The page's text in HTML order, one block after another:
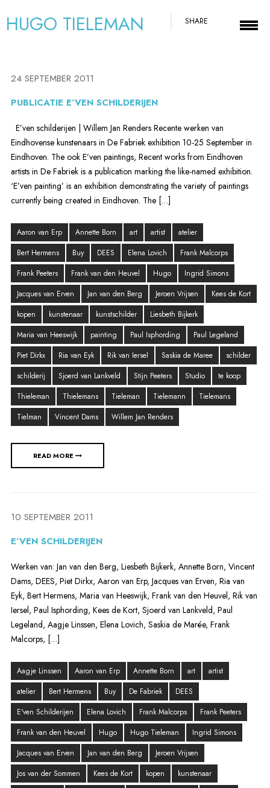
HUGO TIELEMAN SHARE
24 SEPTEMBER 2011
PUBLICATIE E’VEN SCHILDERIJEN
E’ven schilderijen | Willem Jan Renders Recente werken van
Eindhovense kunstenaars in De Fabriek exhibition 10-25 September in
Eindhoven. The ook E’ven paintings, Recent works from Eindhoven
artists in De Fabriek is a publication marking the like-named exhibition.
‘E’ven painting’ is an exhibition demonstrating the variety of paintings
currently being created in Eindhoven. The […]
Aaron van Erp Annette Born art artist
atelier
Bert Hermens
Buy DEES Elena Lovich
Frank Malcorps
Frank Peeters
Frank van den Heuvel Hugo
Ingrid Simons
Jacques van Erven
Jan van den Berg Jeroen Vrijsen
Kees de Kort
kopen
kunstenaar kunstschilder
Liesbeth Bijkerk
Maria van Heeswijk
painting Paul Isphording
Paul Legeland
Piet Dirkx
Ria van Eyk Rik van Iersel Saskia de Maree
schilder
schilderij
Sjoerd van Lankveld Stijn Peeters Studio
te koop
Thieleman
Thielemans Tieleman Tielemann
Tielemans
Tielman
Vincent Dams Willem Jan Renders
READ MORE
10 SEPTEMBER 2011
E’VEN SCHILDERIJEN
Werken van: Jan van den Berg, Liesbeth Bijkerk, Annette Born, Vincent
Dams, DEES, Piet Dirkx, Aaron van Erp, Jacques van Erven, Ria van
Eyk, Bert Hermens, Maria van Heeswijk, Frank van den Heuvel, Rik van
Iersel, Paul Isphording, Kees de Kort, Sjoerd van Lankveld, Paul
Legeland, Aagje Linssen, Elena Lovich, Saskia de Marée, Frank
Malcorps, […]
Aagje Linssen Aaron van Erp Annette Born art
artist
atelier
Bert Hermens Buy De Fabriek
DEES
E'ven Schilderijen
Elena Lovich Frank Malcorps
Frank Peeters
Frank van den Heuvel
Hugo Hugo Tieleman
Ingrid Simons
Jacques van Erven
Jan van den Berg
Jeroen Vrijsen
Jos van der Sommen
Kees de Kort kopen
kunstenaar